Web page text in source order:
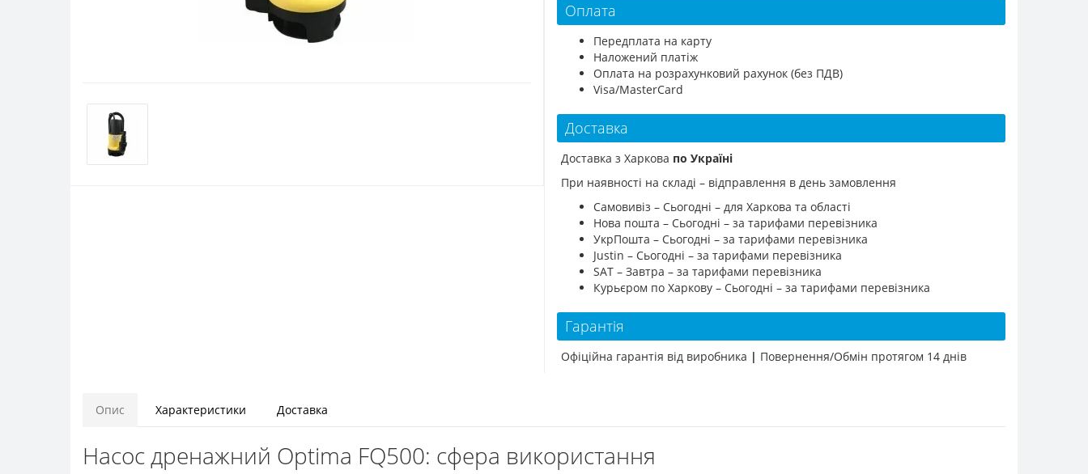
Оплата
Передплата на карту
Наложений платіж
Оплата на розрахунковий рахунок (без ПДВ)
Visa/MasterCard
Доставка
Доставка з Харкова по Україні
При наявності на складі – відправлення в день замовлення
Самовивіз – Сьогодні – для Харкова та області
Нова пошта – Сьогодні – за тарифами перевізника
УкрПошта – Сьогодні – за тарифами перевізника
Justin – Сьогодні – за тарифами перевізника
SAT – Завтра – за тарифами перевізника
Курьєром по Харкову – Сьогодні – за тарифами перевізника
Гарантія
Офіційна гарантія від виробника | Повернення/Обмін протягом 14 днів
Опис Характеристики Доставка
Насос дренажний Optima FQ500: сфера використання